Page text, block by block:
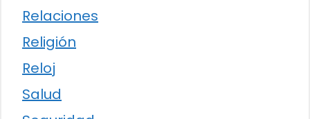
Relaciones
Religión
Reloj
Salud